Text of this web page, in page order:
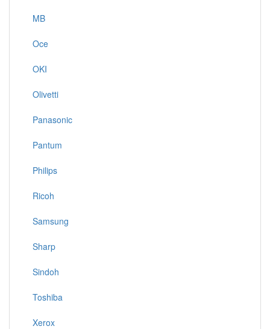
MB
Oce
OKI
Olivetti
Panasonic
Pantum
Philips
Ricoh
Samsung
Sharp
Sindoh
Toshiba
Xerox